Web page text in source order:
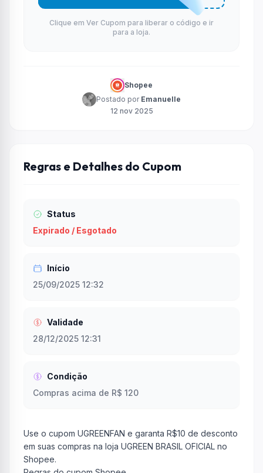
Clique em Ver Cupom para liberar o código e ir
para a loja.
Shopee
Postado por Emanuelle
12 nov 2025
Regras e Detalhes do Cupom
Status
Expirado / Esgotado
Início
25/09/2025 12:32
Validade
28/12/2025 12:31
Condição
Compras acima de R$ 120
Use o cupom UGREENFAN e garanta R$10 de desconto
em suas compras na loja UGREEN BRASIL OFICIAL no
Shopee.